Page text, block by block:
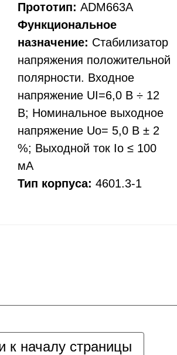
Прототип: ADM663A
Функциональное
назначение: Стабилизатор
напряжения положительной
полярности. Входное
напряжение UI=6,0 В ÷ 12
В; Номинальное выходное
напряжение Uo= 5,0 В ± 2
%; Выходной ток Io ≤ 100
мА
Тип корпуса: 4601.3-1
к началу страницы